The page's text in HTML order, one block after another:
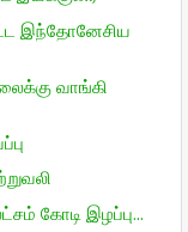
இந்தோனேசிய
வாங்கி
கோடி இழப்பு...